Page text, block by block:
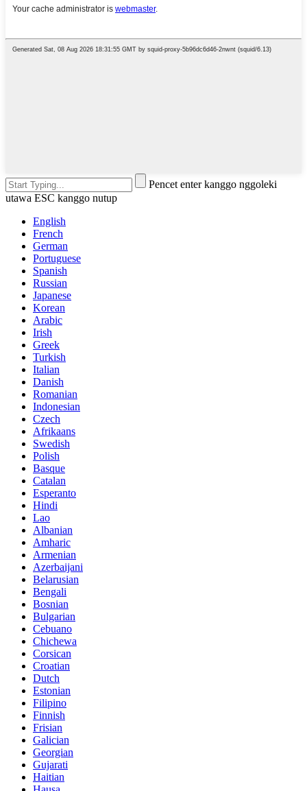
Pencet enter kanggo nggoleki
utawa ESC kanggo nutup
English
French
German
Portuguese
Spanish
Russian
Japanese
Korean
Arabic
Irish
Greek
Turkish
Italian
Danish
Romanian
Indonesian
Czech
Afrikaans
Swedish
Polish
Basque
Catalan
Esperanto
Hindi
Lao
Albanian
Amharic
Armenian
Azerbaijani
Belarusian
Bengali
Bosnian
Bulgarian
Cebuano
Chichewa
Corsican
Croatian
Dutch
Estonian
Filipino
Finnish
Frisian
Galician
Georgian
Gujarati
Haitian